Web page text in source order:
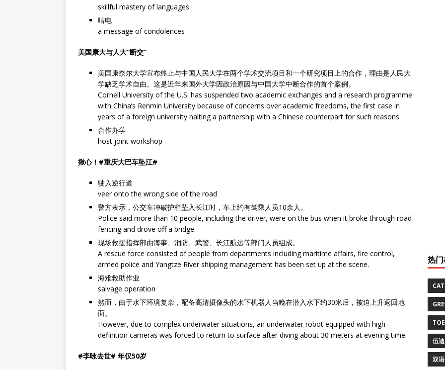
skillful mastery of languages
唁电
a message of condolences
美国康大与人大“断交”
美国康奈尔大学宣布终止与中国人民大学在两个学术交流项目和一个研究项目上的合作，理由是人民大
学缺乏学术自由。这是近年来国外大学因政治原因与中国大学中断合作的首个案例。
Cornell University of the U.S. has suspended two academic exchanges and a research programme
with China’s Renmin University because of concerns over academic freedoms, the first case in
years of a foreign university halting a partnership with a Chinese counterpart for such reasons.
合作办学
host joint workshop
揪心！#重庆大巴车坠江#
驶入逆行道
veer onto the wrong side of the road
警方表示，公交车冲破护栏坠入长江时，车上约有驾乘人员10余人。
Police said more than 10 people, including the driver, were on the bus when it broke through road
fencing and drove off a bridge.
现场救援指挥部由海事、消防、武警、长江航运等部门人员组成。
A rescue force consisted of people from departments including maritime affairs, fire control,
armed police and Yangtze River shipping management has been set up at the scene.
海难救助作业
salvage operation
然而，由于水下环境复杂，配备高清摄像头的水下机器人当晚在潜入水下约30米后，被迫上升返回地
面。
However, due to complex underwater situations, an underwater robot equipped with high-
definition cameras was forced to return to surface after diving about 30 meters at evening time.
#李咏去世# 年仅50岁
热
伍
双